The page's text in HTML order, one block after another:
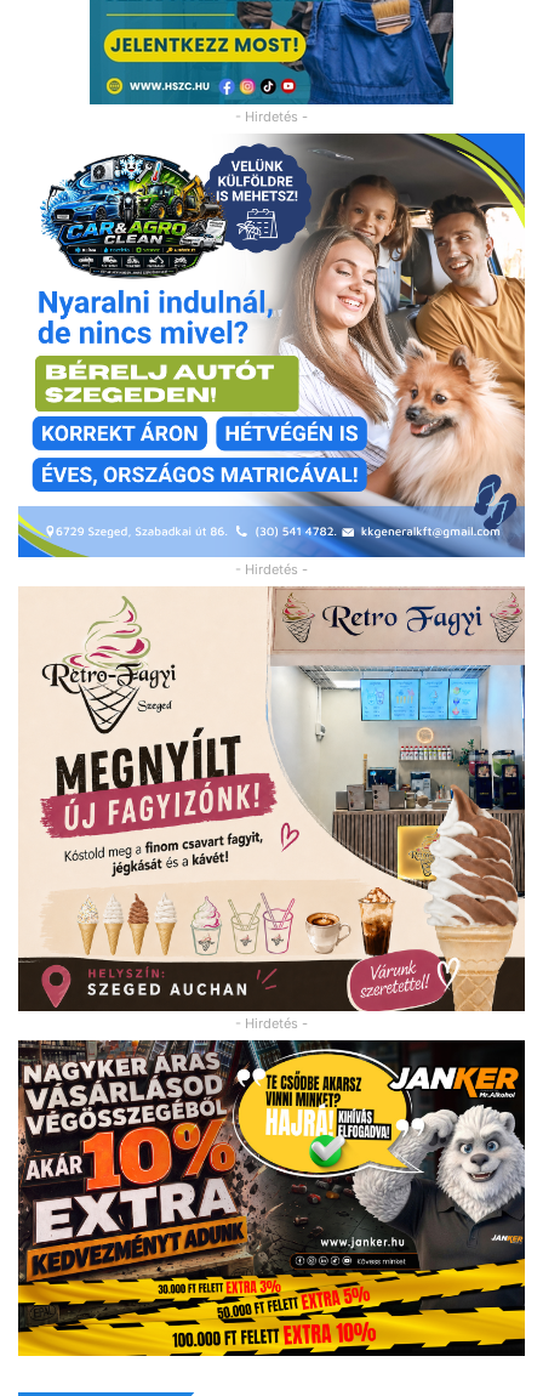
- Hirdetés -
- Hirdetés -
- Hirdetés -